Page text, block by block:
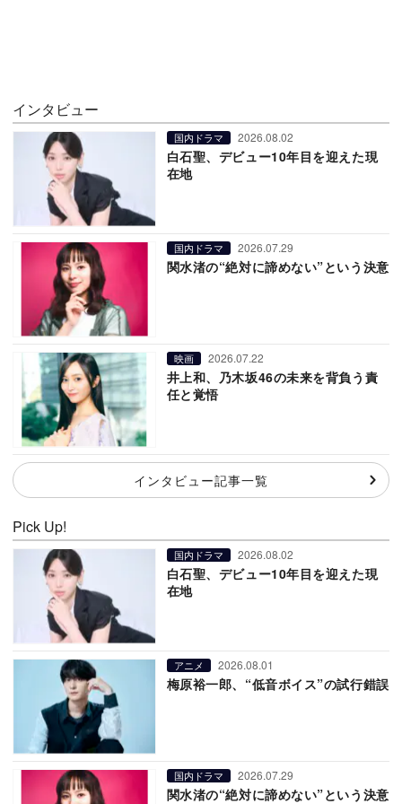
インタビュー
国内ドラマ 2026.08.02
白石聖、デビュー10年目を迎えた現
在地
国内ドラマ 2026.07.29
関水渚の“絶対に諦めない”という決意
映画 2026.07.22
井上和、乃木坂46の未来を背負う責
任と覚悟
インタビュー記事一覧
Pick Up!
国内ドラマ 2026.08.02
白石聖、デビュー10年目を迎えた現
在地
アニメ 2026.08.01
梅原裕一郎、“低音ボイス”の試行錯誤
国内ドラマ 2026.07.29
関水渚の“絶対に諦めない”という決意